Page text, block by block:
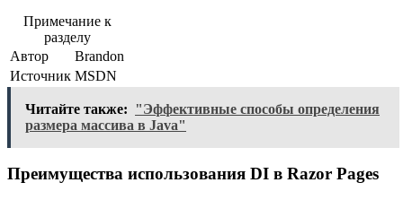
Примечание к
разделу
Автор
Brandon
Источник MSDN
Читайте также: "Эффективные способы определения
размера массива в Java"
Преимущества использования DI в Razor Pages